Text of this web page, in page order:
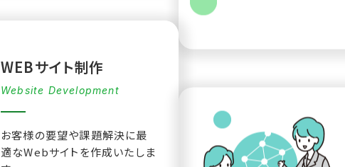
WEBサイト制作
Website Development
お客様の要望や課題解決に最
適なWebサイトを作成いたしま